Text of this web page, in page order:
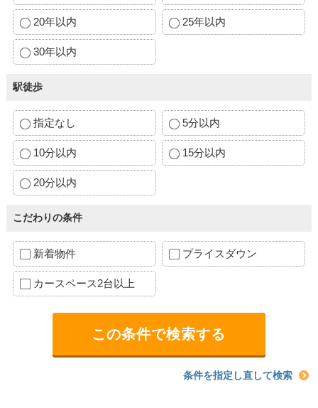
20年以内 25年以内
30年以内
駅徒歩
指定なし 5分以内
10分以内 15分以内
20分以内
こだわりの条件
新着物件 プライスダウン
カースペース2台以上
条件を指定し直して検索